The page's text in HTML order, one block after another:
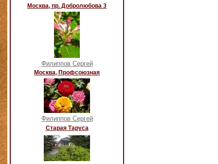
Москва, пр. Добролюбова 3
Филиппов Сергей
Москва, Профсоюзная
Филиппов Сергей
Старая Таруса